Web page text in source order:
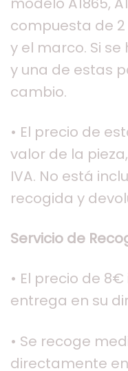
compuesta de
y el marco. Si
y una de estas
cambio.
• El precio de
valor de la
IVA. No está
recogida y
Servicio de
• El precio de
entrega en su
• Se recoge
directamente